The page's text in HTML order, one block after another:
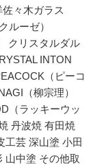
々木ガラス
ルーゼ）
クリスタルダル
INTON
（ピーコ
（柳宗理）
（ラッキーウッ
丹波焼 有田焼
工芸 深山塗 小田
山中塗 その他取